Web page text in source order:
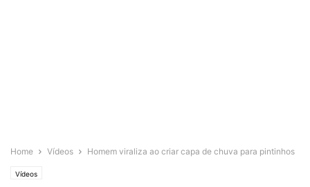
Home Vídeos Homem viraliza ao criar capa de chuva para pintinhos
Vídeos